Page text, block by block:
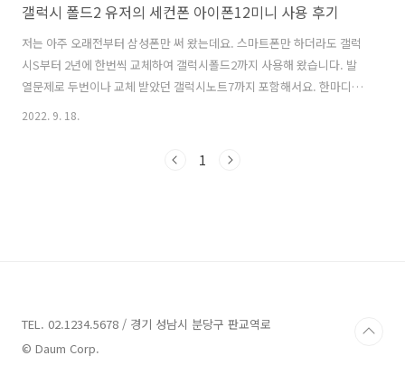
갤럭시 폴드2 유저의 세컨폰 아이폰12미니 사용 후기
저는 아주 오래전부터 삼성폰만 써 왔는데요. 스마트폰만 하더라도 갤럭
시S부터 2년에 한번씩 교체하여 갤럭시폴드2까지 사용해 왔습니다. 발
열문제로 두번이나 교체 받았던 갤럭시노트7까지 포함해서요. 한마디로
삼성폰 충성고객이죠. 사실 노트북 360프로, 갤럭시탭S7+ 등 노트북과
가...주변의 아이폰이나 맥북 유저를 보면 불편하게 왜 쓰나 그랬는데요.
2022. 9. 18.
1
TEL. 02.1234.5678 / 경기 성남시 분당구 판교역로
© Daum Corp.